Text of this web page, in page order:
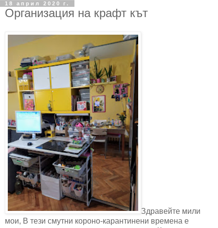
18 април 2020 г.
Организация на крафт кът
Здравейте мили
мои, В тези смутни короно-карантинени времена е